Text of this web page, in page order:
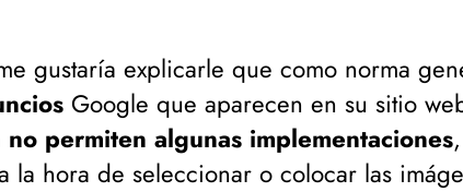
gustaría explicarle que como norma
Google que aparecen en su sitio
no permiten algunas implementaciones
la hora de seleccionar o colocar las